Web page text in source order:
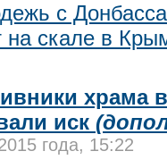
с
на скале в
храма
иск
года, 15:22